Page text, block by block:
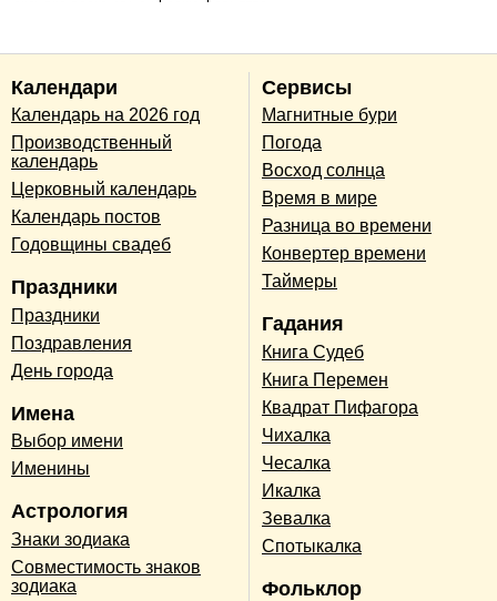
Календари
Календарь на 2026 год
Производственный
календарь
Церковный календарь
Календарь постов
Годовщины свадеб
Праздники
Праздники
Поздравления
День города
Имена
Выбор имени
Именины
Астрология
Знаки зодиака
Совместимость знаков
зодиака
Сервисы
Магнитные бури
Погода
Восход солнца
Время в мире
Разница во времени
Конвертер времени
Таймеры
Гадания
Книга Судеб
Книга Перемен
Квадрат Пифагора
Чихалка
Чесалка
Икалка
Зевалка
Спотыкалка
Фольклор